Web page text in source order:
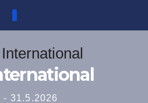
- 31.5.2026